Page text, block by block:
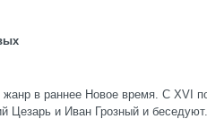
жанр в раннее Новое время. С XVI
Цезарь и Иван Грозный и